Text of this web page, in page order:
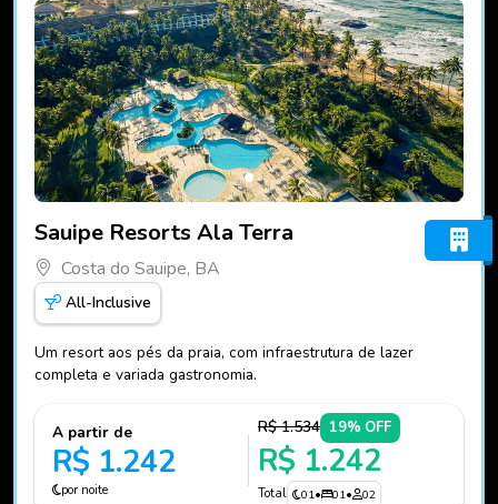
Sauipe Resorts Ala Terra
Costa do Sauipe, BA
All-Inclusive
Um resort aos pés da praia, com infraestrutura de lazer
completa e variada gastronomia.
A partir de
R$ 1.242
por noite
R$ 1.534 19% OFF
R$ 1.242
Total 01• 01• 02